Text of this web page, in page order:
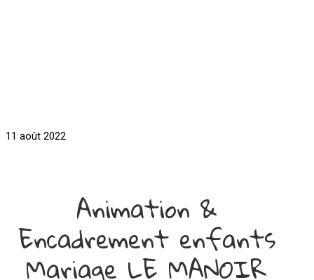
11 août 2022
Animation &
Encadrement enfants
Mariage LE MANOIR